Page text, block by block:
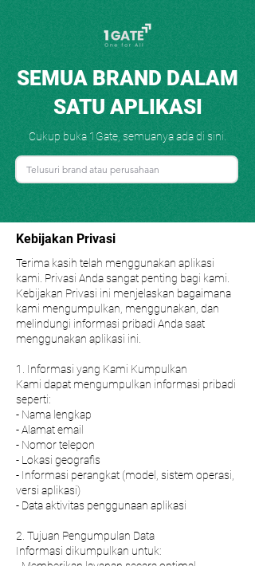
SEMUA BRAND DALAM
SATU APLIKASI
Cukup buka 1Gate, semuanya ada di sini.
Kebijakan Privasi
Terima kasih telah menggunakan aplikasi
kami. Privasi Anda sangat penting bagi kami.
Kebijakan Privasi ini menjelaskan bagaimana
kami mengumpulkan, menggunakan, dan
melindungi informasi pribadi Anda saat
menggunakan aplikasi ini.
1. Informasi yang Kami Kumpulkan
Kami dapat mengumpulkan informasi pribadi
seperti:
- Nama lengkap
- Alamat email
- Nomor telepon
- Lokasi geografis
- Informasi perangkat (model, sistem operasi,
versi aplikasi)
- Data aktivitas penggunaan aplikasi
2. Tujuan Pengumpulan Data
Informasi dikumpulkan untuk: